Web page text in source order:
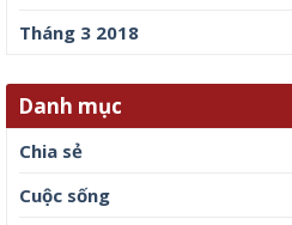
Tháng 3 2018
Danh mục
Chia sẻ
Cuộc sống